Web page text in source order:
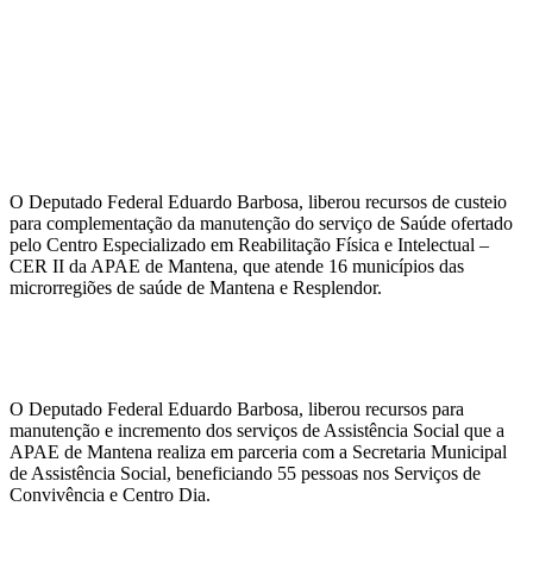
O Deputado Federal Eduardo Barbosa, liberou recursos de custeio
para complementação da manutenção do serviço de Saúde ofertado
pelo Centro Especializado em Reabilitação Física e Intelectual –
CER II da APAE de Mantena, que atende 16 municípios das
microrregiões de saúde de Mantena e Resplendor.
O Deputado Federal Eduardo Barbosa, liberou recursos para
manutenção e incremento dos serviços de Assistência Social que a
APAE de Mantena realiza em parceria com a Secretaria Municipal
de Assistência Social, beneficiando 55 pessoas nos Serviços de
Convivência e Centro Dia.